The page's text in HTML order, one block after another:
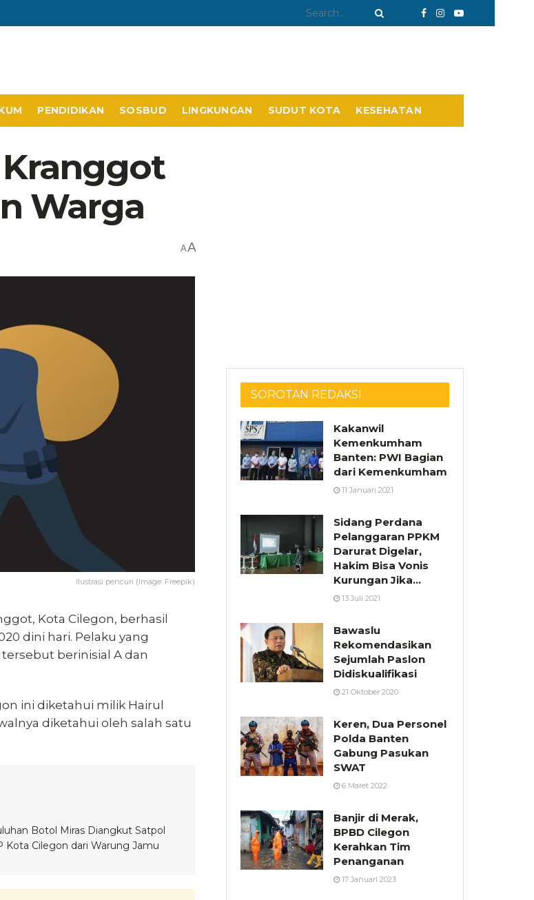
PENDIDIKAN SOSBUD LINGKUNGAN SUDUT KOTA KESEHATAN
Warga
AA
Ilustrasi pencuri (Image: Freepik)
Kota Cilegon, berhasil
dini hari. Pelaku yang
berinisial A dan
ini diketahui milik Hairul
diketahui oleh salah satu
Botol Miras Diangkut Satpol
Kota Cilegon dari Warung Jamu
SOROTAN REDAKSI
Kakanwil
Kemenkumham
Banten: PWI Bagian
dari Kemenkumham
11 Januari 2021
Sidang Perdana
Pelanggaran PPKM
Darurat Digelar,
Hakim Bisa Vonis
Kurungan Jika…
13 Juli 2021
Bawaslu
Rekomendasikan
Sejumlah Paslon
Didiskualifikasi
21 Oktober 2020
Keren, Dua Personel
Polda Banten
Gabung Pasukan
SWAT
6 Maret 2022
Banjir di Merak,
BPBD Cilegon
Kerahkan Tim
Penanganan
17 Januari 2023